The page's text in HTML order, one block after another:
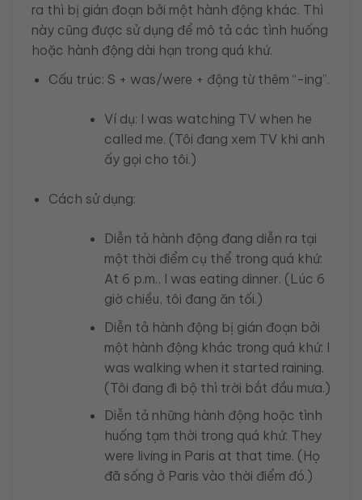
ra thì bị gián đoạn bởi một hành động khác. Thì
này cũng được sử dụng để mô tả các tình huống
hoặc hành động dài hạn trong quá khứ.
Cấu trúc: S + was/were + động từ thêm “-ing”.
Ví dụ: I was watching TV when he
called me. (Tôi đang xem TV khi anh
ấy gọi cho tôi.)
Cách sử dụng:
Diễn tả hành động đang diễn ra tại
một thời điểm cụ thể trong quá khứ:
At 6 p.m., I was eating dinner. (Lúc 6
giờ chiều, tôi đang ăn tối.)
Diễn tả hành động bị gián đoạn bởi
một hành động khác trong quá khứ: I
was walking when it started raining.
(Tôi đang đi bộ thì trời bắt đầu mưa.)
Diễn tả những hành động hoặc tình
huống tạm thời trong quá khứ: They
were living in Paris at that time. (Họ
đã sống ở Paris vào thời điểm đó.)